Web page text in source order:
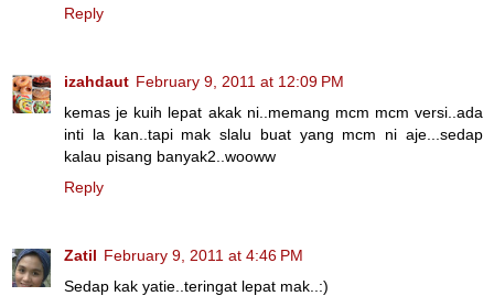
Reply
izahdaut February 9, 2011 at 12:09 PM
kemas je kuih lepat akak ni..memang mcm mcm versi..ada
inti la kan..tapi mak slalu buat yang mcm ni aje...sedap
kalau pisang banyak2..wooww
Reply
Zatil February 9, 2011 at 4:46 PM
Sedap kak yatie..teringat lepat mak..:)